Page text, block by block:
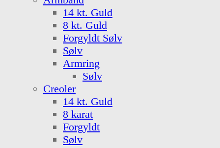
14 kt. Guld
8 kt. Guld
Forgyldt Sølv
Sølv
Armring
Sølv
Creoler
14 kt. Guld
8 karat
Forgyldt
Sølv